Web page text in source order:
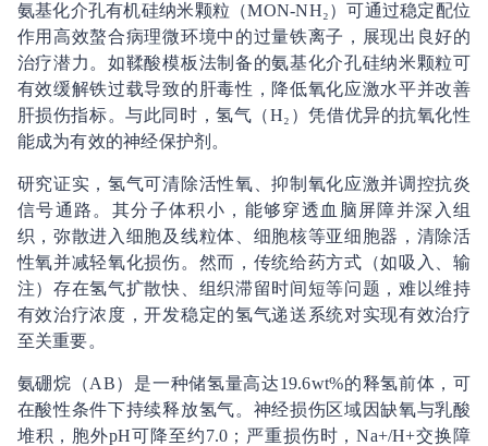
氨基化介孔有机硅纳米颗粒（MON-NH₂）可通过稳定配位
作用高效螯合病理微环境中的过量铁离子，展现出良好的
治疗潜力。如鞣酸模板法制备的氨基化介孔硅纳米颗粒可
有效缓解铁过载导致的肝毒性，降低氧化应激水平并改善
肝损伤指标。与此同时，氢气（H₂）凭借优异的抗氧化性
能成为有效的神经保护剂。
研究证实，氢气可清除活性氧、抑制氧化应激并调控抗炎
信号通路。其分子体积小，能够穿透血脑屏障并深入组
织，弥散进入细胞及线粒体、细胞核等亚细胞器，清除活
性氧并减轻氧化损伤。然而，传统给药方式（如吸入、输
注）存在氢气扩散快、组织滞留时间短等问题，难以维持
有效治疗浓度，开发稳定的氢气递送系统对实现有效治疗
至关重要。
氨硼烷（AB）是一种储氢量高达19.6wt%的释氢前体，可
在酸性条件下持续释放氢气。神经损伤区域因缺氧与乳酸
堆积，胞外pH可降至约7.0；严重损伤时，Na+/H+交换障